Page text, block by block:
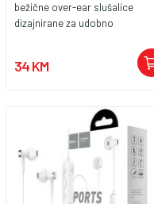
bežične over-ear slušalice
dizajnirane za udobno
gledanje sadržaja i obavljanje
poziva. Opremljene su
stabilnu i brzu vezu s pametnim
telefonom, tabletom ili drugim
uređajima. Zahvaljujući snažnoj
bateriji, slušalice omogućavaju
do 32 sata reprodukcije muzike,
što ih čini idealnim izborom za
34 KM